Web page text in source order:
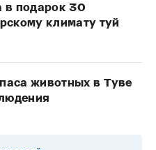
в подарок 30
климату туй
животных в Туве